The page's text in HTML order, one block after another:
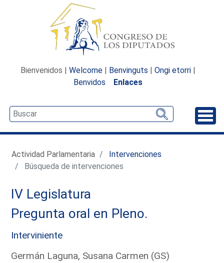
Bienvenidos | Welcome | Benvinguts | Ongi etorri |
Benvidos
Enlaces
Actividad Parlamentaria
Intervenciones
Búsqueda de intervenciones
IV Legislatura
Pregunta oral en Pleno.
Interviniente
Germán Laguna, Susana Carmen (GS)